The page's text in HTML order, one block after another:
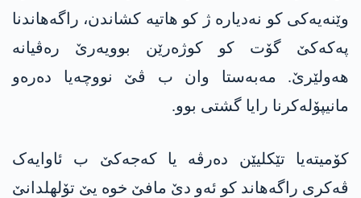
وێنەیەکی کو نەدیارە ژ کو هاتیە کشاندن، راگه‌هاندنا
په‌كه‌كێ گۆت کو کوژەرێن بوویەرێ رەڤیانە
هه‌ولێرێ. مەبەستا وان ب ڤێ نووچەیا دەرەو
مانیپۆلەکرنا رایا گشتی بوو.
کۆمیتەیا تێکلیێن دەرڤە یا كه‌جه‌كێ ب ئاوایەک
ڤەکری راگه‌هاند کو ئەو دێ مافێ خوە یێ تۆلهلدانێ